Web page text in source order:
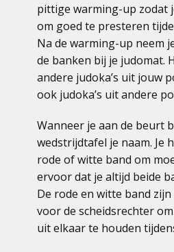
pittige warming-up zodat
om goed te presteren
Na de warming-up neem
de banken bij je judomat.
andere judoka’s uit jouw
ook judoka’s uit andere
Wanneer je aan de beurt
wedstrijdtafel je naam. Je
rode of witte band om
ervoor dat je altijd beide
De rode en witte band
voor de scheidsrechter
uit elkaar te houden